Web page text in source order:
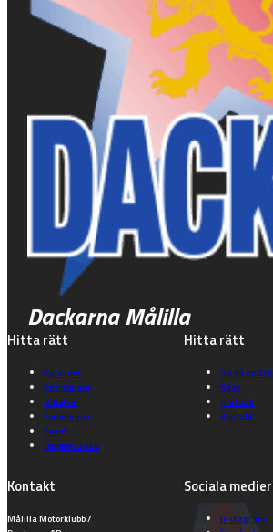
Dackarna Målilla
Hitta rätt
Kalender
Entrépriser
Biljetter
Föreningen
Event
Truppen 2026
Hitta rätt
Gå på match
Shop
Historik
Kontakt
Kontakt
Målilla Motorklubb /
Sociala medier
Instagram